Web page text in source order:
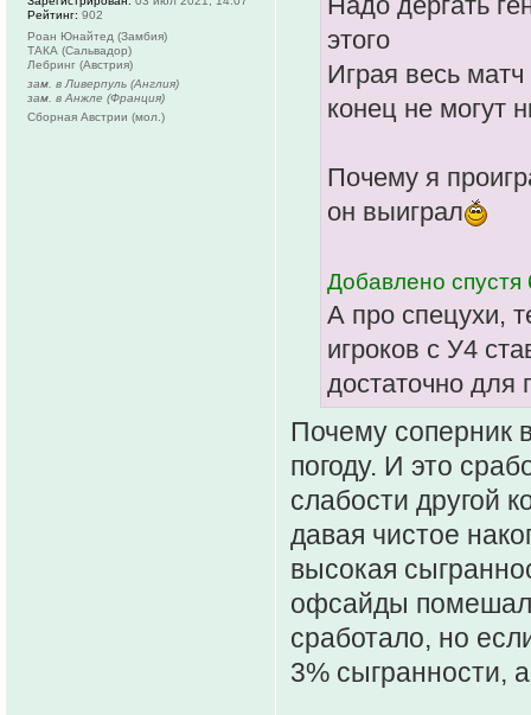
этого
Играя весь
конец не могут
Почему я
он выиграл
Добавлено спустя
А про спецухи,
игроков с У4
достаточно для
Почему соперник
погоду. И это
слабости другой
давая чистое
высокая
офсайды
сработало, но
3% сыгранности,
Рейтинг: 902
Роан Юнайтед (Замбия)
ТАКА (Сальвадор)
Лебринг (Австрия)
зам. в Ливерпуль (Англия)
зам. в Анжле (Франция)
Сборная Австрии (мол.)